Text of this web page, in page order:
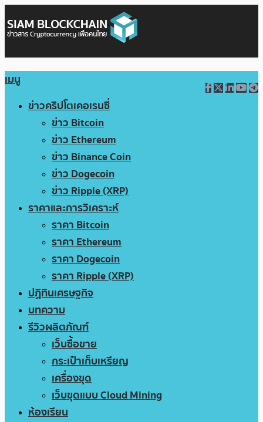
เมนู
ข่าวคริปโตเคอเรนซี่
ข่าว Bitcoin
ข่าว Ethereum
ข่าว Binance Coin
ข่าว Dogecoin
ข่าว Ripple (XRP)
ราคาและการวิเคราะห์
ราคา Bitcoin
ราคา Ethereum
ราคา Dogecoin
ราคา Ripple (XRP)
ปฏิทินเศรษฐกิจ
บทความ
รีวิวผลิตภัณฑ์
เว็บซื้อขาย
กระเป๋าเก็บเหรียญ
เครื่องขุด
เว็บขุดแบบ Cloud Mining
ห้องเรียน